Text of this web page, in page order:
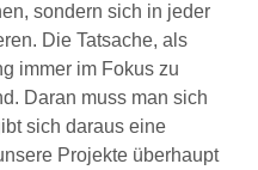
sondern sich in jeder
Die Tatsache, als
immer im Fokus zu
Daran muss man sich
sich daraus eine
Projekte überhaupt